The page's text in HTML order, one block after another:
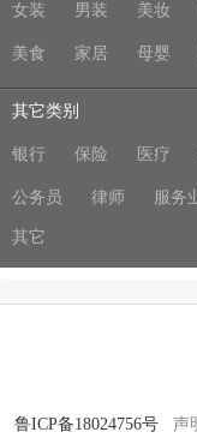
女装 男装 美妆
美食 家居 母婴
其它类别
银行 保险 医疗
公务员 律师 服务
其它
鲁ICP备18024756号 声